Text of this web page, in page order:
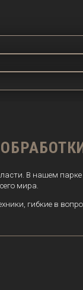
В нашем
мира.
гибкие в